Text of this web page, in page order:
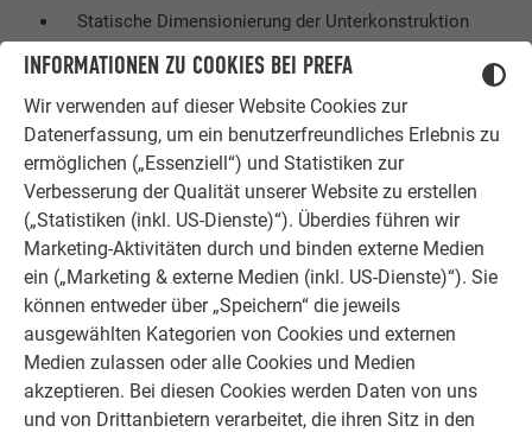
INFORMATIONEN ZU COOKIES BEI PREFA
Wir verwenden auf dieser Website Cookies zur
Datenerfassung, um ein benutzerfreundliches Erlebnis zu
ermöglichen („Essenziell“) und Statistiken zur
Verbesserung der Qualität unserer Website zu erstellen
(„Statistiken (inkl. US-Dienste)“). Überdies führen wir
Marketing-Aktivitäten durch und binden externe Medien
ein („Marketing & externe Medien (inkl. US-Dienste)“). Sie
können entweder über „Speichern“ die jeweils
ausgewählten Kategorien von Cookies und externen
Medien zulassen oder alle Cookies und Medien
akzeptieren. Bei diesen Cookies werden Daten von uns
und von Drittanbietern verarbeitet, die ihren Sitz in den
Statische Dimensionierung der Unterkonstruktion
unter Berücksichtigung der normativen Wind- und
Schneebelastungen
Dimensionierung und Ausführung der normativ
geforderten Hinterlüftungsquerschnitte sowie Zu- und
Abluftquerschnitte
Berücksichtigung etwaiger Brandschutzanforderungen
Auswahl und Ausführung des richtigen Unterdaches
Fachgerechte Ausführung von Anschlüssen,
Einfassungen, Fenstern, …
Prüfen der Dachneigung in Hinblick auf die
Mindestdachneigung des gewünschten Produktes
Berücksichtigung der Sicherheitsvorschriften für
Arbeiten am Dach und an der Fassade